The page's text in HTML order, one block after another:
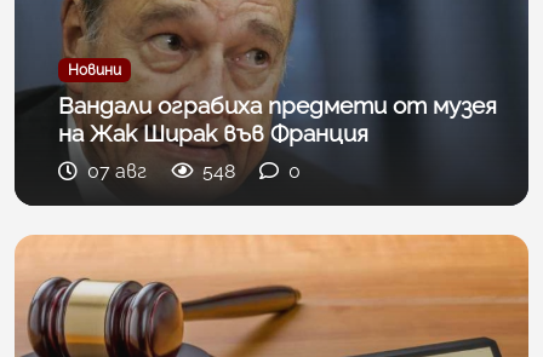
Новини
Вандали ограбиха предмети от музея
на Жак Ширак във Франция
07 авг 548 0